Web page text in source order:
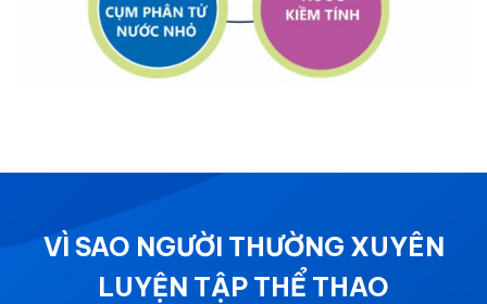
VÌ SAO NGƯỜI THƯỜNG XUYÊN
LUYỆN TẬP THỂ THAO